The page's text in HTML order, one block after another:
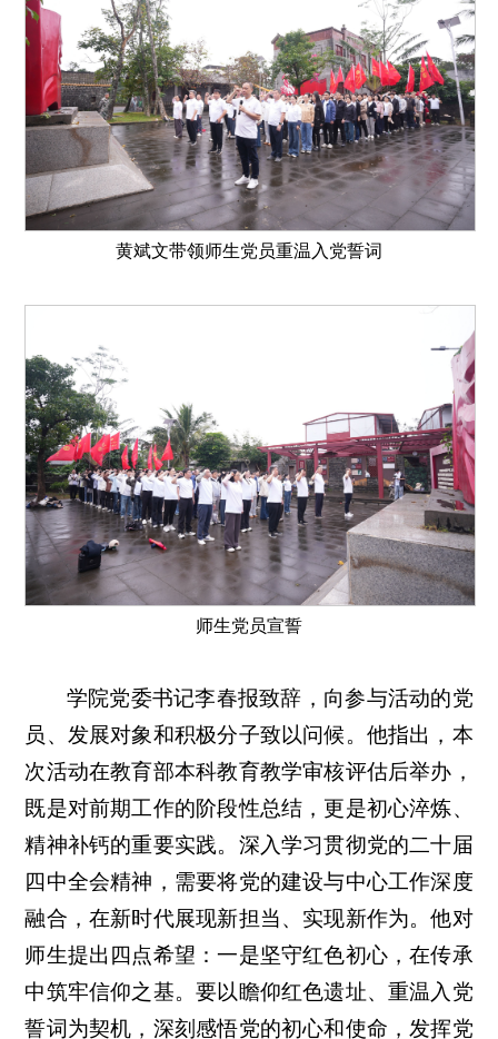
黄斌文带领师生党员重温入党誓词
师生党员宣誓
学院党委书记李春报致辞，向参与活动的党
员、发展对象和积极分子致以问候。他指出，本
次活动在教育部本科教育教学审核评估后举办，
既是对前期工作的阶段性总结，更是初心淬炼、
精神补钙的重要实践。深入学习贯彻党的二十届
四中全会精神，需要将党的建设与中心工作深度
融合，在新时代展现新担当、实现新作为。他对
师生提出四点希望：一是坚守红色初心，在传承
中筑牢信仰之基。要以瞻仰红色遗址、重温入党
誓词为契机，深刻感悟党的初心和使命，发挥党